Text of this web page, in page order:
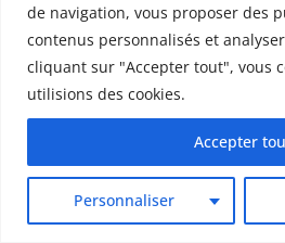
de navigation, vous proposer des
contenus personnalisés et
cliquant sur "Accepter tout", vous
utilisions des cookies.
Personnaliser
Accepter
Dispositifs médicaux
Dlct
Doctolib
DODGE